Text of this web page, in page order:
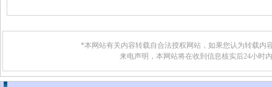
*本网站有关内容转载自合法授权网站，如果您认为转载内
来电声明，本网站将在收到信息核实后24小时